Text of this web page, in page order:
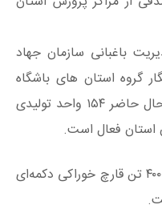
باغبانی سازمان جهاد
گروه استان های باشگاه
خبرنگاران جوان از گرگان. گفت: در حال حاضر ۱۵۴ واحد تولیدی
او ادامه داد: از ابتدای سال تاکنون، ۴۰۰ تن قارچ خوراکی دکمه‌ای